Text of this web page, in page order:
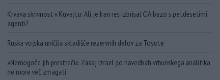
Krvava skrivnost v Kuvajtu: Ali je Iran res izbrisal CIA bazo s petdesetimi
agenti?
Ruska vojska uničila skladišče rezervnih delov za Toyote
»Nemogoče jih prestreči«: Zakaj Izrael po navedbah vrhunskega analitika
ne more več zmagati